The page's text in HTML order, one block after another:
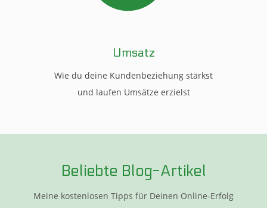
Umsatz
Wie du deine Kundenbeziehung stärkst
und laufen Umsätze erzielst
Beliebte Blog-Artikel
Meine kostenlosen Tipps für Deinen Online-Erfolg